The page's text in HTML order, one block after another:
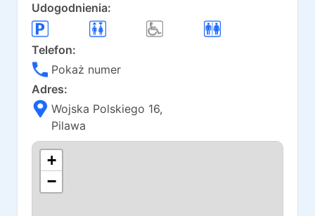
Udogodnienia:
Telefon:
Pokaż numer
Adres:
Wojska Polskiego 16,
Pilawa
+
−